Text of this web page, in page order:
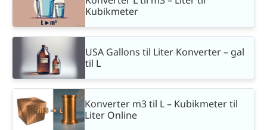
Kubikmeter
USA Gallons til Liter Konverter – gal
til L
Konverter m3 til L – Kubikmeter til
Liter Online